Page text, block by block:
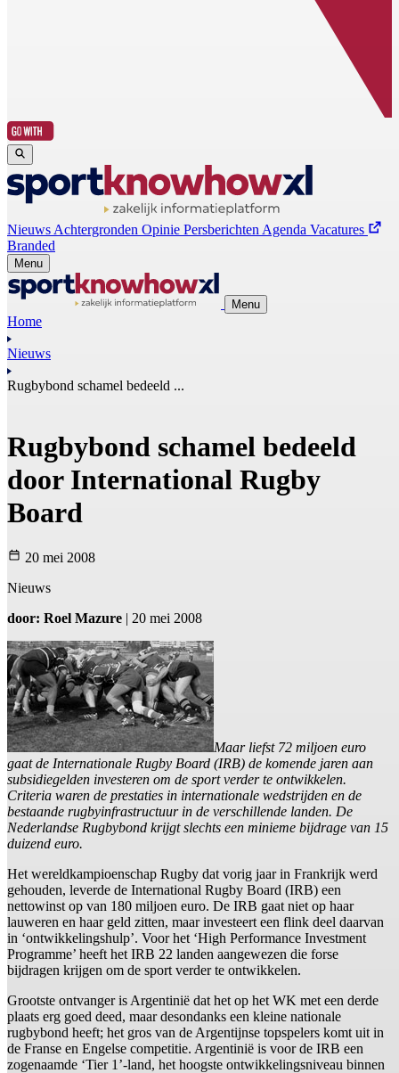
Nieuws Achtergronden Opinie Persberichten Agenda Vacatures
Branded
Menu
Menu
Home
Nieuws
Rugbybond schamel bedeeld ...
Rugbybond schamel bedeeld
door International Rugby
Board
20 mei 2008
Nieuws
door: Roel Mazure | 20 mei 2008
Maar liefst 72 miljoen euro
gaat de Internationale Rugby Board (IRB) de komende jaren aan
subsidiegelden investeren om de sport verder te ontwikkelen.
Criteria waren de prestaties in internationale wedstrijden en de
bestaande rugbyinfrastructuur in de verschillende landen. De
Nederlandse Rugbybond krijgt slechts een minieme bijdrage van 15
duizend euro.
Het wereldkampioenschap Rugby dat vorig jaar in Frankrijk werd
gehouden, leverde de International Rugby Board (IRB) een
nettowinst op van 180 miljoen euro. De IRB gaat niet op haar
lauweren en haar geld zitten, maar investeert een flink deel daarvan
in ‘ontwikkelingshulp’. Voor het ‘High Performance Investment
Programme’ heeft het IRB 22 landen aangewezen die forse
bijdragen krijgen om de sport verder te ontwikkelen.
Grootste ontvanger is Argentinië dat het op het WK met een derde
plaats erg goed deed, maar desondanks een kleine nationale
rugbybond heeft; het gros van de Argentijnse topspelers komt uit in
de Franse en Engelse competitie. Argentinië is voor de IRB een
zogenaamde ‘Tier 1’-land, het hoogste ontwikkelingsniveau binnen